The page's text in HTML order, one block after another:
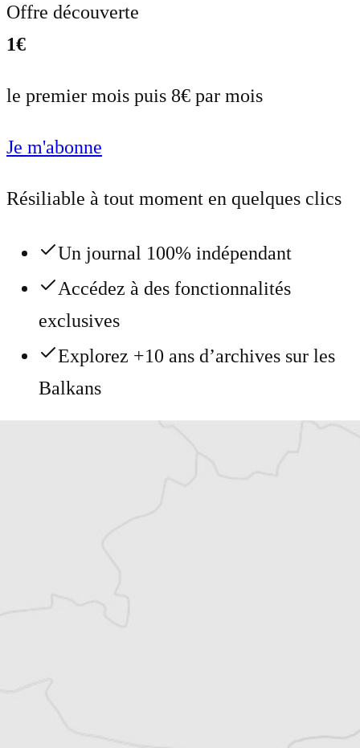
Offre découverte
1€
le premier mois puis 8€ par mois
Je m'abonne
Résiliable à tout moment en quelques clics
Un journal 100% indépendant
Accédez à des fonctionnalités
exclusives
Explorez +10 ans d’archives sur les
Balkans